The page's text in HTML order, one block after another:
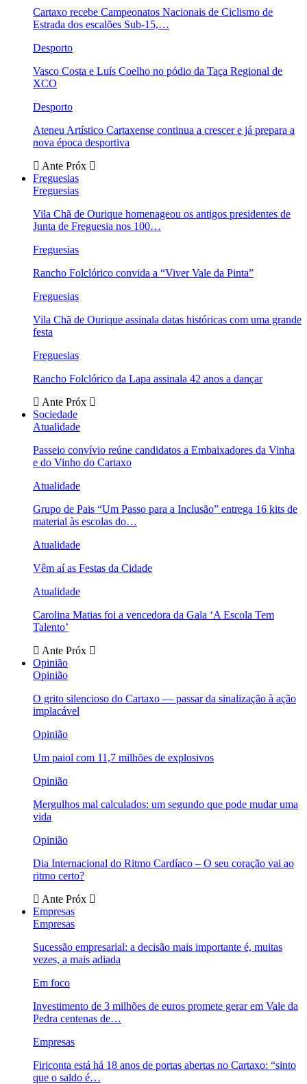
Cartaxo recebe Campeonatos Nacionais de Ciclismo de
Estrada dos escalões Sub-15,…
Desporto
Vasco Costa e Luís Coelho no pódio da Taça Regional de
XCO
Desporto
Ateneu Artístico Cartaxense continua a crescer e já prepara a
nova época desportiva
Ante Próx
Freguesias
Freguesias
Vila Chã de Ourique homenageou os antigos presidentes de
Junta de Freguesia nos 100…
Freguesias
Rancho Folclórico convida a “Viver Vale da Pinta”
Freguesias
Vila Chã de Ourique assinala datas históricas com uma grande
festa
Freguesias
Rancho Folclórico da Lapa assinala 42 anos a dançar
Ante Próx
Sociedade
Atualidade
Passeio convívio reúne candidatos a Embaixadores da Vinha
e do Vinho do Cartaxo
Atualidade
Grupo de Pais “Um Passo para a Inclusão” entrega 16 kits de
material às escolas do…
Atualidade
Vêm aí as Festas da Cidade
Atualidade
Carolina Matias foi a vencedora da Gala ‘A Escola Tem
Talento’
Ante Próx
Opinião
Opinião
O grito silencioso do Cartaxo — passar da sinalização à ação
implacável
Opinião
Um paiol com 11,7 milhões de explosivos
Opinião
Mergulhos mal calculados: um segundo que pode mudar uma
vida
Opinião
Dia Internacional do Ritmo Cardíaco – O seu coração vai ao
ritmo certo?
Ante Próx
Empresas
Empresas
Sucessão empresarial: a decisão mais importante é, muitas
vezes, a mais adiada
Em foco
Investimento de 3 milhões de euros promete gerar em Vale da
Pedra centenas de…
Empresas
Firiconta está há 18 anos de portas abertas no Cartaxo: “sinto
que o saldo é…